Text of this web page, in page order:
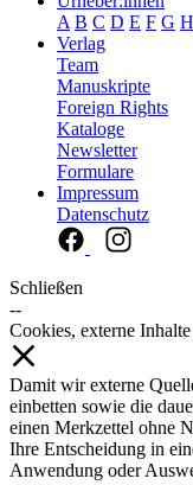
A B C D E F G H
Verlag
Team
Manuskripte
Foreign Rights
Kataloge
Newsletter
Formulare
Impressum
Datenschutz
Schließen
--
Cookies, externe
Damit wir externe
einbetten sowie die
einen Merkzettel ohne
Ihre Entscheidung in
Anwendung oder